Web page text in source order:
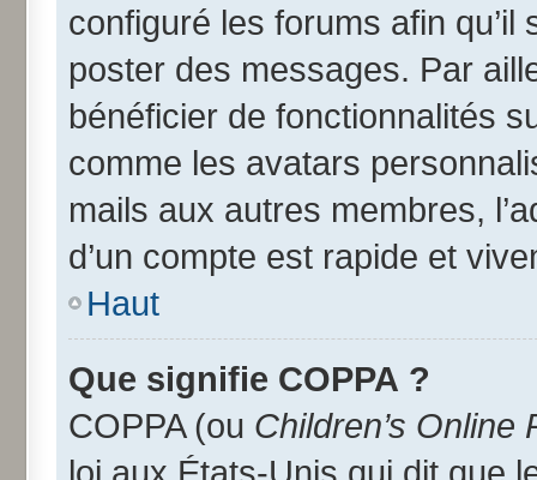
configuré les forums afin
poster des messages. Par
bénéficier de fonctionnalités
comme les avatars
mails aux autres membres,
d’un compte est rapide et
Haut
Que signifie COPPA ?
COPPA (ou Children’s
loi aux États-Unis qui dit que